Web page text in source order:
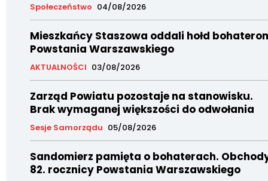
Społeczeństwo 04/08/2026
Mieszkańcy Staszowa oddali hołd
Powstania Warszawskiego
AKTUALNOŚCI 03/08/2026
Zarząd Powiatu pozostaje na stanowisku.
Brak wymaganej większości do odwołania
Sesje Samorządu 05/08/2026
Sandomierz pamięta o bohaterach.
82. rocznicy Powstania Warszawskiego